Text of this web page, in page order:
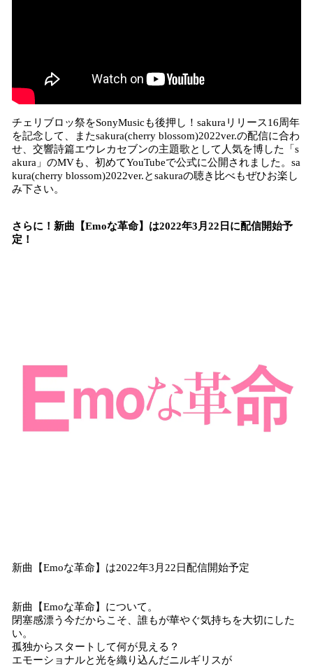
チェリブロッ祭をSonyMusicも後押し！sakuraリリース16周年
を記念して、またsakura(cherry blossom)2022ver.の配信に合わ
せ、交響詩篇エウレカセブンの主題歌として人気を博した「s
akura」のMVも、初めてYouTubeで公式に公開されました。sa
kura(cherry blossom)2022ver.とsakuraの聴き比べもぜひお楽し
み下さい。
さらに！新曲【Emoな革命】は2022年3月22日に配信開始予
定！
新曲【Emoな革命】は2022年3月22日配信開始予定
新曲【Emoな革命】について。
閉塞感漂う今だからこそ、誰もが華やぐ気持ちを大切にした
い。
孤独からスタートして何が見える？
エモーショナルと光を織り込んだニルギリスが